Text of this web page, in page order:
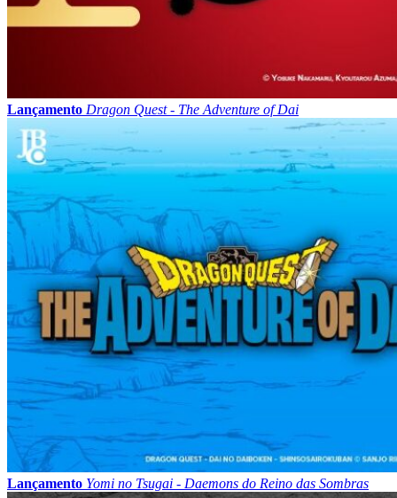
Lançamento Dragon Quest - The Adventure of Dai
Lançamento Yomi no Tsugai - Daemons do Reino das Sombras